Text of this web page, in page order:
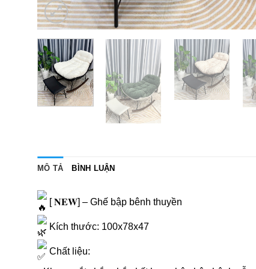
MÔ TẢ BÌNH LUẬN
[ 𝐍𝐄𝐖] – Ghế bập bênh thuyền
Kích thước: 100x78x47
Chất liệu: